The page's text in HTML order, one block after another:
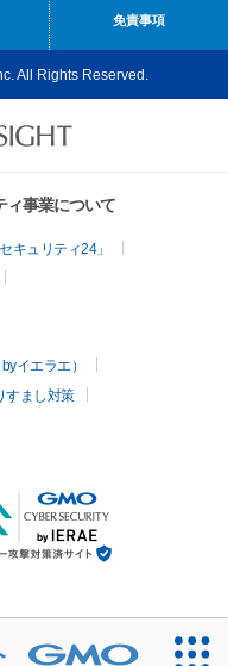
免責事項
All Rights Reserved.
ィ事業について
キュリティ24」
イエラエ）
すまし対策